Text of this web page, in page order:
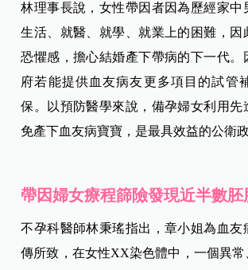
林理事長說，女性帶因者因為歷經家中
生活、就醫、就學、就業上的困難，因
恐懼感，擔心結婚產下帶病的下一代。
府若能提供血友病友更多項目的試管
保。以預防醫學來說，備孕婦女利用先
免產下血友病寶寶，是最具效益的公衛
帶因婦女療程篩險發現近半數胚
不孕科醫師林秉瑤指出，章小姐為血友
傳所致，在女性XX染色體中，一個異